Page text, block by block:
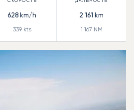
628 km/h
339kts
2 161 km
1 167 NM